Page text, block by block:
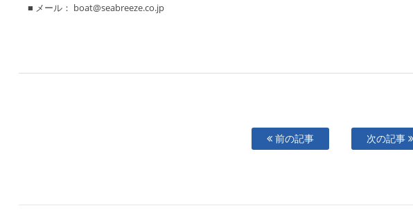
■ メール： boat@seabreeze.co.jp
前の記事 次の記事